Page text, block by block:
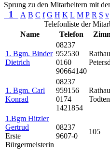
Sprung zu den Mitarbeitern mit
1 A B C f G H K L M P R S v
Telefonliste der
Name
Telefon
1. Bgm. Binder
Dietrich
08237
952530
0160
90664140
1. Bgm. Carl
Konrad
08237
959156
0174
1421854
1.Bgm Hitzler
Gertrud
Erste
Bürgermeisterin
08237
9607-0
105